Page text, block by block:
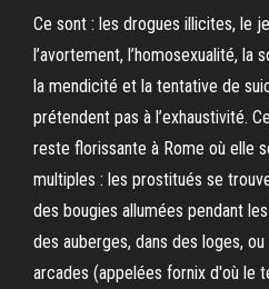
Ce sont : les drogues illicites, le
l’avortement, l’homosexualité, la
la mendicité et la tentative de
prétendent pas à l’exhaustivité.
reste florissante à Rome où elle
multiples : les prostitués se
des bougies allumées pendant
des auberges, dans des loges,
arcades (appelées fornix d'où le